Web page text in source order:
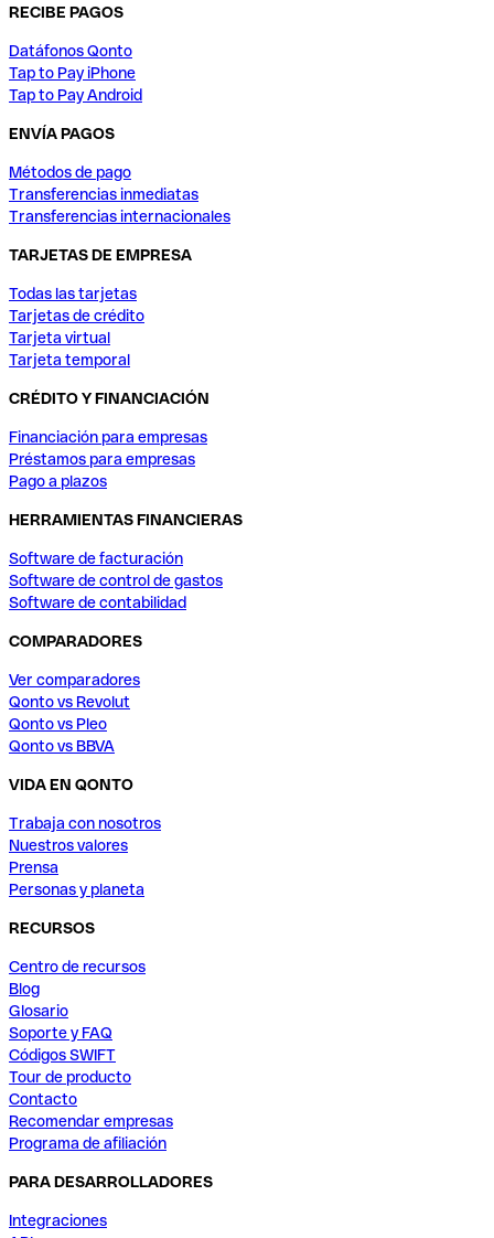
RECIBE PAGOS
Datáfonos Qonto
Tap to Pay iPhone
Tap to Pay Android
ENVÍA PAGOS
Métodos de pago
Transferencias inmediatas
Transferencias internacionales
TARJETAS DE EMPRESA
Todas las tarjetas
Tarjetas de crédito
Tarjeta virtual
Tarjeta temporal
CRÉDITO Y FINANCIACIÓN
Financiación para empresas
Préstamos para empresas
Pago a plazos
HERRAMIENTAS FINANCIERAS
Software de facturación
Software de control de gastos
Software de contabilidad
COMPARADORES
Ver comparadores
Qonto vs Revolut
Qonto vs Pleo
Qonto vs BBVA
VIDA EN QONTO
Trabaja con nosotros
Nuestros valores
Prensa
Personas y planeta
RECURSOS
Centro de recursos
Blog
Glosario
Soporte y FAQ
Códigos SWIFT
Tour de producto
Contacto
Recomendar empresas
Programa de afiliación
PARA DESARROLLADORES
Integraciones